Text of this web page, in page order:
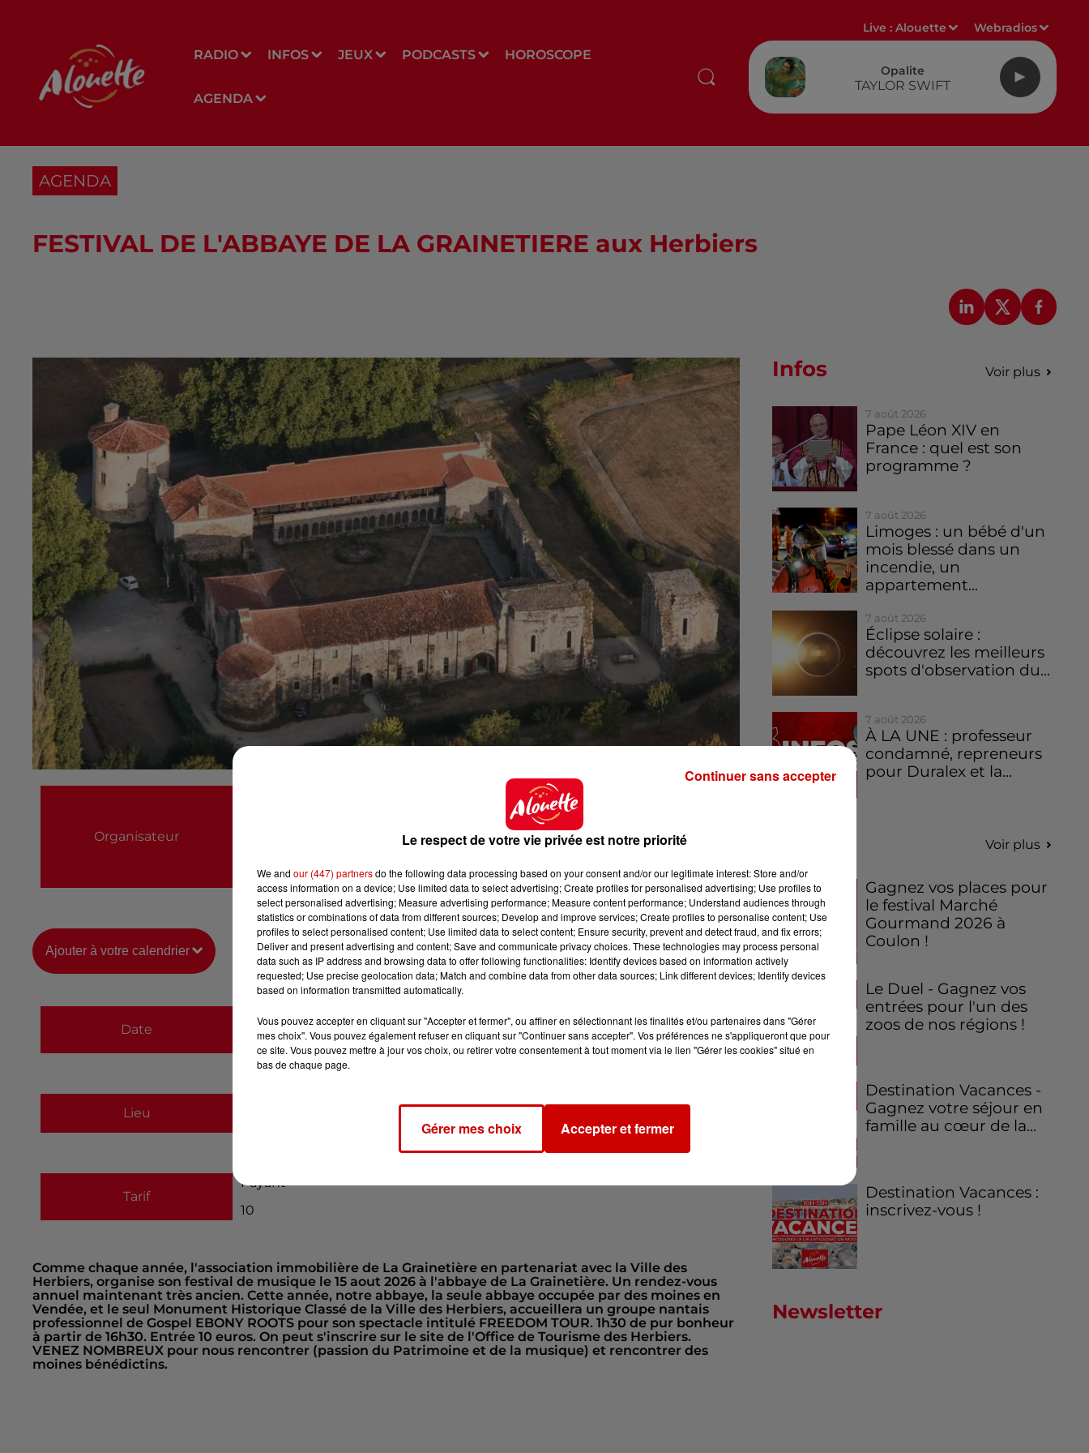
RADIO INFOS JEUX PODCASTS HOROSCOPE
AGENDA
Live :Alouette Webradios
Opalite
TAYLOR SWIFT
AGENDA
FESTIVAL DE L'ABBAYE DE LA GRAINETIERE aux Herbiers
Organisateur
ASSOCIATION IMMOBILIERE DE LA GRAINETIERE
gaury.philippe@gmail.com
https://www.abbayedelagrainetiere.fr/
Ajouter à votre calendrier
Date
du15 août 2026 à 16h30
au15 août 2026 à 18h00
Lieu
ABBAYE DE LA GRAINETIERE
Tarif
Payant
10
Comme chaque année, l'association immobilière de La Grainetière en partenariat avec la Ville des
Herbiers, organise son festival de musique le 15 aout 2026 à l'abbaye de La Grainetière. Un rendez-vous
annuel maintenant très ancien. Cette année, notre abbaye, la seule abbaye occupée par des moines en
Vendée, et le seul Monument Historique Classé de la Ville des Herbiers, accueillera un groupe nantais
professionnel de Gospel EBONY ROOTS pour son spectacle intitulé FREEDOM TOUR. 1h30 de pur bonheur
à partir de 16h30. Entrée 10 euros. On peut s'inscrire sur le site de l'Office de Tourisme des Herbiers.
VENEZ NOMBREUX pour nous rencontrer (passion du Patrimoine et de la musique) et rencontrer des
moines bénédictins.
Infos Voir plus
7 août 2026
Pape Léon XIV en
France : quel est son
programme ?
7 août 2026
Limoges : un bébé d'un
mois blessé dans un
incendie, un
appartement...
7 août 2026
Éclipse solaire :
découvrez les meilleurs
spots d'observation du...
7 août 2026
À LA UNE : professeur
condamné, repreneurs
pour Duralex et la...
Voir plus
Gagnez vos places pour
le festival Marché
Gourmand 2026 à
Coulon !
Le Duel - Gagnez vos
entrées pour l'un des
zoos de nos régions !
Destination Vacances -
Gagnez votre séjour en
famille au cœur de la...
Destination Vacances :
inscrivez-vous !
Newsletter
Le respect de votre vie privée est notre priorité
We and our (447) partnersdo the following data processing based on your consent and/or our legitimate interest: Store and/or
access information on a device; Use limited data to select advertising; Create profiles for personalised advertising; Use profiles to
select personalised advertising; Measure advertising performance; Measure content performance; Understand audiences through
statistics or combinations of data from different sources; Develop and improve services; Create profiles to personalise content; Use
profiles to select personalised content; Use limited data to select content; Ensure security, prevent and detect fraud, and fix errors;
Deliver and present advertising and content; Save and communicate privacy choices. These technologies may process personal
data such as IP address and browsing data to offer following functionalities: Identify devices based on information actively
requested; Use precise geolocation data; Match and combine data from other data sources; Link different devices; Identify devices
based on information transmitted automatically.
Vous pouvez accepter en cliquant sur "Accepter et fermer", ou affiner en sélectionnant les finalités et/ou partenaires dans "Gérer
mes choix". Vous pouvez également refuser en cliquant sur "Continuer sans accepter". Vos préférences ne s'appliqueront que pour
ce site. Vous pouvez mettre à jour vos choix, ou retirer votre consentement à tout moment via le lien "Gérer les cookies" situé en
bas de chaque page.
Gérer mes choix Accepter et fermer
Continuer sans accepter